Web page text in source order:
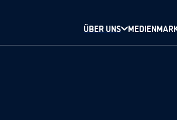
ÜBER UNS